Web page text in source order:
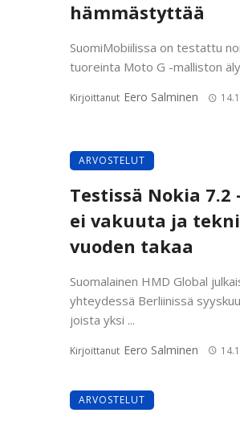
hämmästyttää
SuomiMobiilissa on testattu
tuoreinta Moto G -malliston
Kirjoittanut Eero Salminen
ARVOSTELUT
Testissä Nokia 7.2
ei vakuuta ja
vuoden takaa
Suomalainen HMD Global
yhteydessä Berliinissä
joista yksi ...
Kirjoittanut Eero Salminen
ARVOSTELUT